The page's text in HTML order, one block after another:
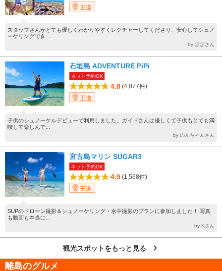
王道
スタッフさんがとても優しくわかりやすくレクチャーしてくださり、安心してシュノ
ーケリングでき...
by ぽぽさん
石垣島 ADVENTURE PiPi
ネット予約OK
4.8 (4,077件)
王道
子供のシュノーケルデビューで利用しました。ガイドさんは優しくて子供もとても満
喫して楽しんで...
by のんちゃんさん
宮古島マリン SUGAR3
ネット予約OK
4.9 (1,568件)
王道
SUPのドローン撮影＆シュノーケリング・水中撮影のプランに参加しました！ 写真
も動画も本当に...
by Kさん
観光スポットをもっと見る
離島のグルメ